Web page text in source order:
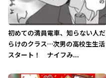
初めての満員電車、知らない人だ
らけのクラス…次男の高校生生活
スタート！ ナイフみ...